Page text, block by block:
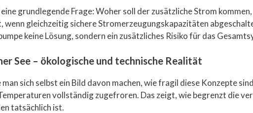
grundlegende Frage: Woher soll der zusätzliche Strom
wenn gleichzeitig sichere Stromerzeugungskapazitäten
keine Lösung, sondern ein zusätzliches Risiko für das
See – ökologische und technische Realität
sich selbst ein Bild davon machen, wie fragil diese Konzepte
vollständig zugefroren. Das zeigt, wie begrenzt die
tatsächlich ist.